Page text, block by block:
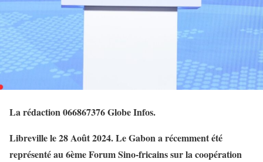
La rédaction 066867376 Globe Infos.
Libreville le 28 Août 2024. Le Gabon a récemment été
représenté au 6ème Forum Sino-fricains sur la coopération